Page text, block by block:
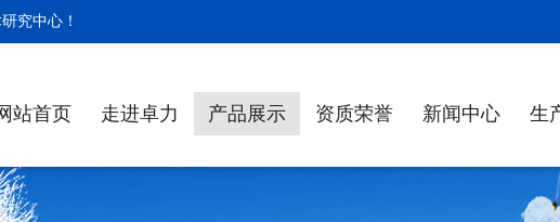
究中心！
站首页 走进卓力 产品展示 资质荣誉 新闻中心 生